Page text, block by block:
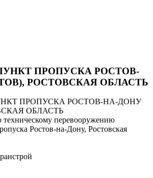
ПРОПУСКА РОСТОВ-
РОСТОВСКАЯ ОБЛАСТЬ
перевооружению
Ростов-на-Дону, Ростовская